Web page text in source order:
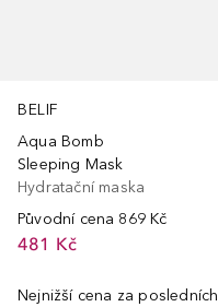
BELIF
Aqua Bomb
Sleeping Mask
Hydratační maska
Původní cena 869 Kč
481 Kč
Nejnižší cena za posledních